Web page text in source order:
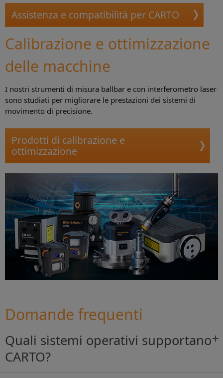
Assistenza e compatibilità per CARTO
Calibrazione e ottimizzazione
delle macchine
I nostri strumenti di misura ballbar e con interferometro laser
sono studiati per migliorare le prestazioni dei sistemi di
movimento di precisione.
Prodotti di calibrazione e
ottimizzazione
Domande frequenti
Quali sistemi operativi supportano
CARTO?